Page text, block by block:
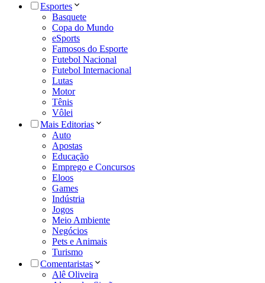
Esportes
Basquete
Copa do Mundo
eSports
Famosos do Esporte
Futebol Nacional
Futebol Internacional
Lutas
Motor
Tênis
Vôlei
Mais Editorias
Auto
Apostas
Educação
Emprego e Concursos
Eloos
Games
Indústria
Jogos
Meio Ambiente
Negócios
Pets e Animais
Turismo
Comentaristas
Alê Oliveira